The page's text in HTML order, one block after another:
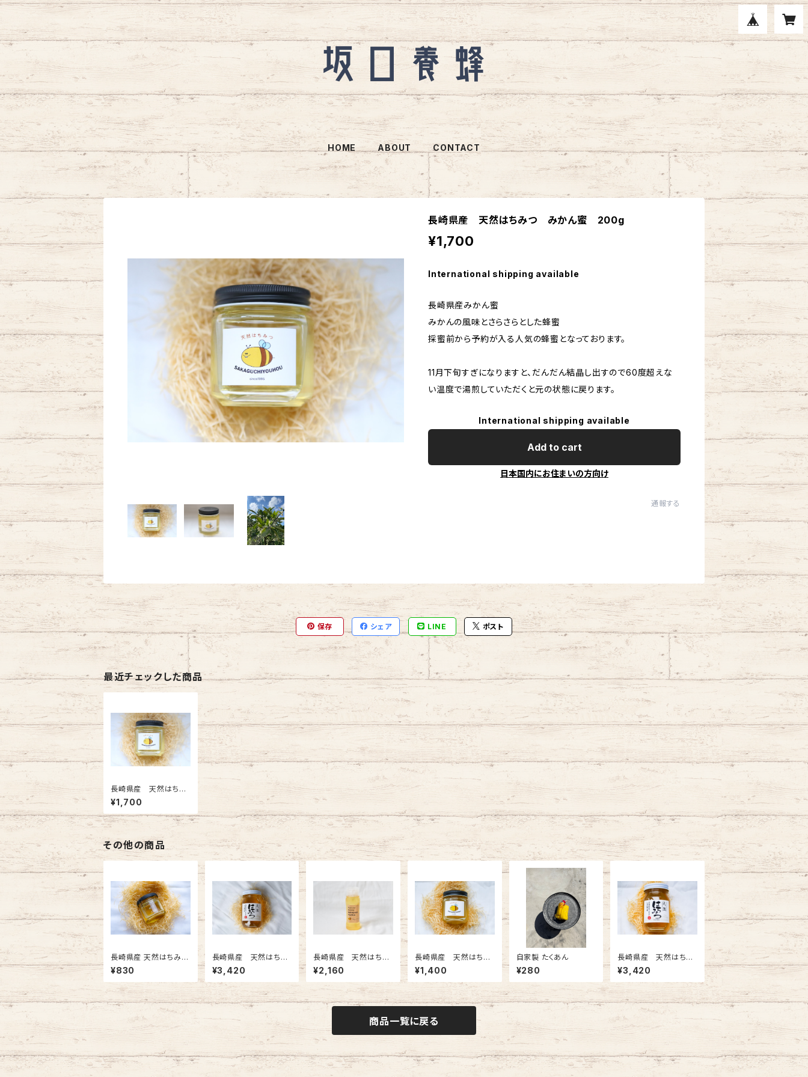
HOME ABOUT CONTACT
長崎県産 天然はちみつ みかん蜜 200g
¥1,700
International shipping available
長崎県産みかん蜜
みかんの風味とさらさらとした蜂蜜
採蜜前から予約が入る人気の蜂蜜となっております。
11月下旬すぎになりますと、だんだん結晶し出すので60度超えな
い温度で湯煎していただくと元の状態に戻ります。
International shipping available
Add to cart
日本国内にお住まいの方向け
通報する
保存 シェア LINE ポスト
最近チェックした商品
長崎県産 天然はちみ
つ みかん蜜 200g
¥1,700
その他の商品
長崎県産 天然はちみつ
クリ蜜 80g
¥830
長崎県産 天然はちみ
つ クリ蜜 600g
¥3,420
長崎県産 天然はちみ
つ みかん蜜 250gチ
ューブタイプ
¥2,160
長崎県産 天然はちみ
つ ハゼ蜜 200g
¥1,400
自家製 たくあん
¥280
長崎県産 天然はちみ
つ ハゼ蜜 600g
¥3,420
商品一覧に戻る